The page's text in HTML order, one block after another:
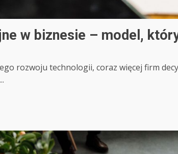
w biznesie – model,
rozwoju technologii, coraz więcej firm